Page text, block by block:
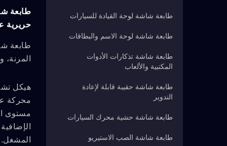
طابعة
حريرية
طابعة
هيكل
محركة
مستوى
طابعة شاشة لوحة القيادة للسيارات
طابعة شاشة لوحة الاسم والبطاقات
طابعة شاشة تذكارات الأدوات
المكتبية والألعاب
طابعة شاشة حقيبة قابلة لإعادة
التدوير
طابعة شاشة حشية محرك السيارات
طابعة شاشة الصب الاستيريو